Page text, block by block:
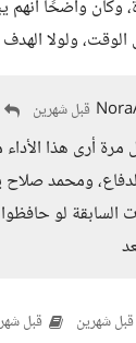
وكان واضحًا
ولولا
قبل شهرين
أرى هذا
ومحمد
السابقة لو
قبل شهرين قبل